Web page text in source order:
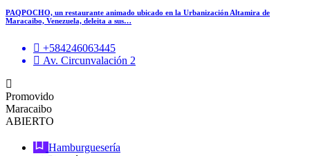
PAQPOCHO, un restaurante animado ubicado en la Urbanización Altamira de
Maracaibo, Venezuela, deleita a sus…
+584246063445
Av. Circunvalación 2
Promovido
Maracaibo
ABIERTO
Hamburguesería